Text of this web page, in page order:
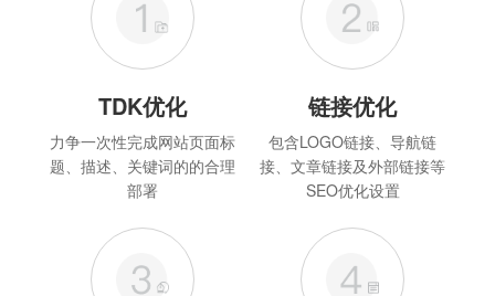
TDK优化
力争一次性完成网站页面标
题、描述、关键词的的合理
部署
链接优化
包含LOGO链接、导航链
接、文章链接及外部链接等
SEO优化设置